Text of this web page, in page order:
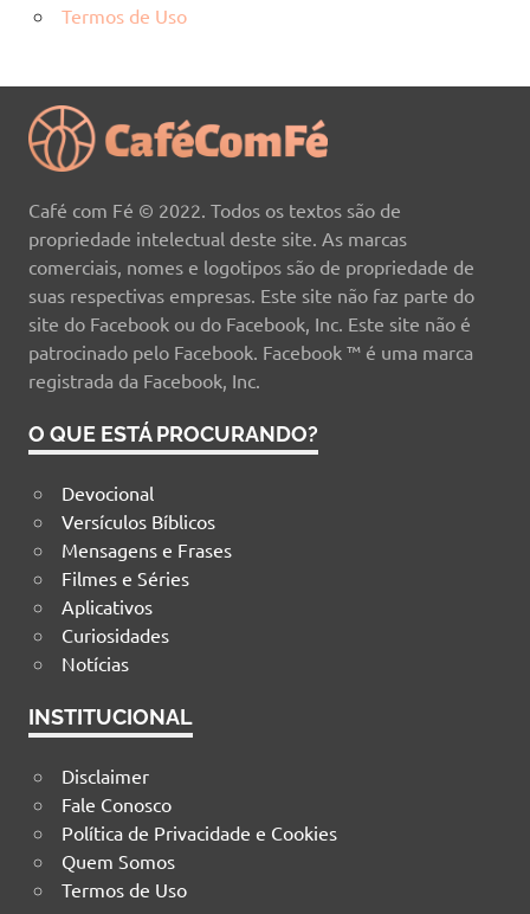
Termos de Uso
Café com Fé © 2022. Todos os textos são de
propriedade intelectual deste site. As marcas
comerciais, nomes e logotipos são de propriedade de
suas respectivas empresas. Este site não faz parte do
site do Facebook ou do Facebook, Inc. Este site não é
patrocinado pelo Facebook. Facebook ™ é uma marca
registrada da Facebook, Inc.
O QUE ESTÁ PROCURANDO?
Devocional
Versículos Bíblicos
Mensagens e Frases
Filmes e Séries
Aplicativos
Curiosidades
Notícias
INSTITUCIONAL
Disclaimer
Fale Conosco
Política de Privacidade e Cookies
Quem Somos
Termos de Uso